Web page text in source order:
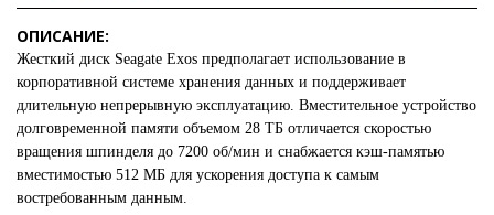
ОПИСАНИЕ:
Жесткий диск Seagate Exos предполагает использование в
корпоративной системе хранения данных и поддерживает
длительную непрерывную эксплуатацию. Вместительное устройство
долговременной памяти объемом 28 ТБ отличается скоростью
вращения шпинделя до 7200 об/мин и снабжается кэш-памятью
вместимостью 512 МБ для ускорения доступа к самым
востребованным данным.